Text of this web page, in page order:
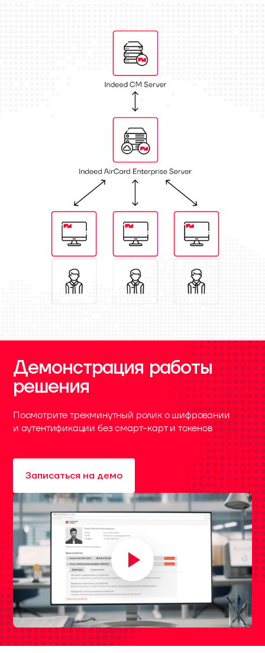
Демонстрация работы
решения
Посмотрите трехминутный ролик о шифровании
и аутентификации без смарт-карт и токенов
Записаться на демо